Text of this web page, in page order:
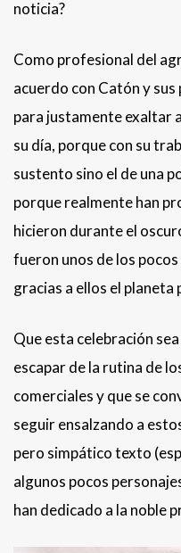
noticia?
Como profesional del
acuerdo con Catón y
para justamente exaltar
su día, porque con su
sustento sino el de una
porque realmente han
hicieron durante el
fueron unos de los
gracias a ellos el
Que esta celebración
escapar de la rutina de
comerciales y que se
seguir ensalzando a
pero simpático texto
algunos pocos
han dedicado a la noble